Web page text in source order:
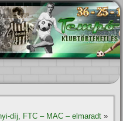
dí­j, FTC – MAC – elmaradt»